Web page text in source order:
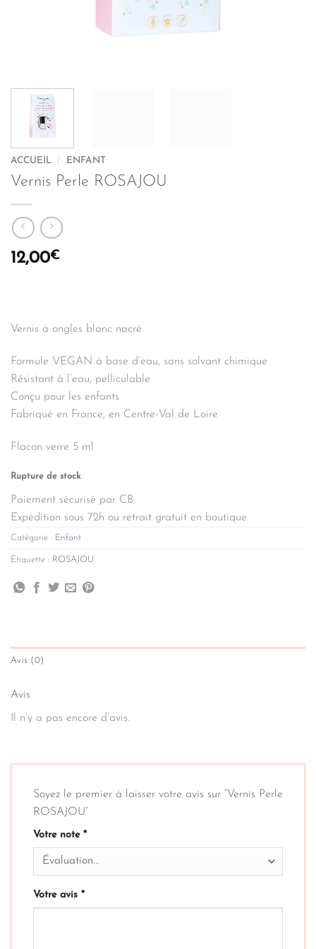
ACCUEIL / ENFANT
Vernis Perle ROSAJOU
12,00€
Vernis à ongles blanc nacré
Formule VEGAN à base d’eau, sans solvant chimique
Résistant à l’eau, pelliculable
Conçu pour les enfants
Fabriqué en France, en Centre-Val de Loire
Flacon verre 5 ml
Rupture de stock
Paiement sécurisé par CB.
Expédition sous 72h ou retrait gratuit en boutique.
Catégorie : Enfant
Étiquette : ROSAJOU
Avis (0)
Avis
Il n’y a pas encore d’avis.
Soyez le premier à laisser votre avis sur “Vernis Perle
ROSAJOU”
Votre note *
Votre avis *